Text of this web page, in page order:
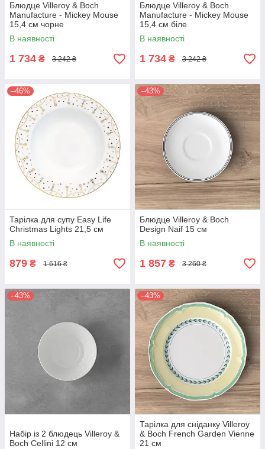
Блюдце Villeroy & Boch
Manufacture - Mickey Mouse
15,4 см чорне
В наявності
1 734 ₴ 3 242 ₴
Блюдце Villeroy & Boch
Manufacture - Mickey Mouse
15,4 см біле
В наявності
1 734 ₴ 3 242 ₴
–46%
Тарілка для супу Easy Life
Christmas Lights 21,5 см
В наявності
879 ₴ 1 616 ₴
–43%
Блюдце Villeroy & Boch
Design Naif 15 см
В наявності
1 857 ₴ 3 260 ₴
–43%
Набір із 2 блюдець Villeroy &
Boch Cellini 12 см
–43%
Тарілка для сніданку Villeroy
& Boch French Garden Vienne
21 см